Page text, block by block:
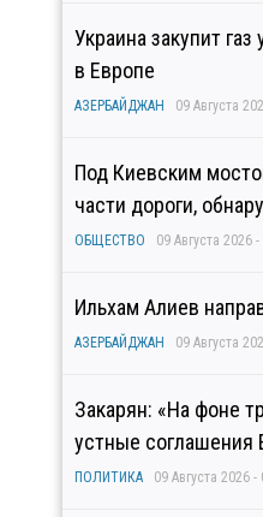
Украина закупит
в Европе
АЗЕРБАЙДЖАН 09 Августа
Под Киевским
части дороги,
ОБЩЕСТВО 09 Августа 2026
Ильхам Алиев
АЗЕРБАЙДЖАН 09 Августа
Закарян: «На фоне
устные соглашения
ПОЛИТИКА 09 Августа 2026 -